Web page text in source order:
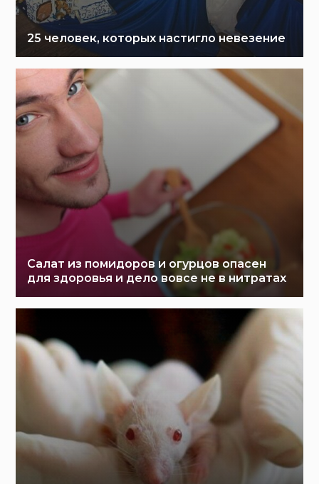
25 человек, которых настигло невезение
Салат из помидоров и огурцов опасен
для здоровья и дело вовсе не в нитратах